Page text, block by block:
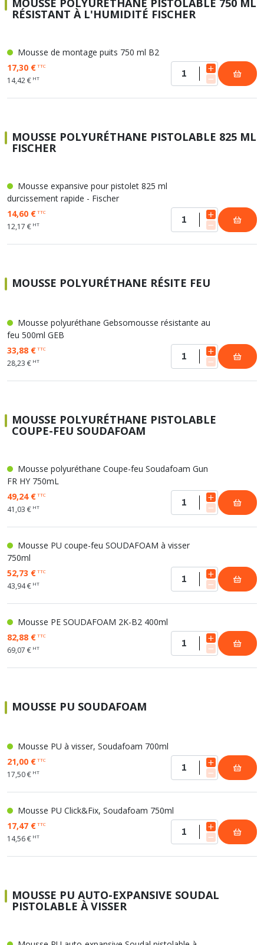
MOUSSE POLYURÉTHANE PISTOLABLE 750 ML
RÉSISTANT À L'HUMIDITÉ FISCHER
Mousse de montage puits 750 ml B2
17,30 €TTC
14,42 € HT
MOUSSE POLYURÉTHANE PISTOLABLE 825 ML
FISCHER
Mousse expansive pour pistolet 825 ml
durcissement rapide - Fischer
14,60 €TTC
12,17 € HT
MOUSSE POLYURÉTHANE RÉSITE FEU
Mousse polyuréthane Gebsomousse résistante au
feu 500ml GEB
33,88 €TTC
28,23 € HT
MOUSSE POLYURÉTHANE PISTOLABLE
COUPE-FEU SOUDAFOAM
Mousse polyuréthane Coupe-feu Soudafoam Gun
FR HY 750mL
49,24 €TTC
41,03 € HT
Mousse PU coupe-feu SOUDAFOAM à visser
750ml
52,73 €TTC
43,94 € HT
Mousse PE SOUDAFOAM 2K-B2 400ml
82,88 €TTC
69,07 € HT
MOUSSE PU SOUDAFOAM
Mousse PU à visser, Soudafoam 700ml
21,00 €TTC
17,50 € HT
Mousse PU Click&Fix, Soudafoam 750ml
17,47 €TTC
14,56 € HT
MOUSSE PU AUTO-EXPANSIVE SOUDAL
PISTOLABLE À VISSER